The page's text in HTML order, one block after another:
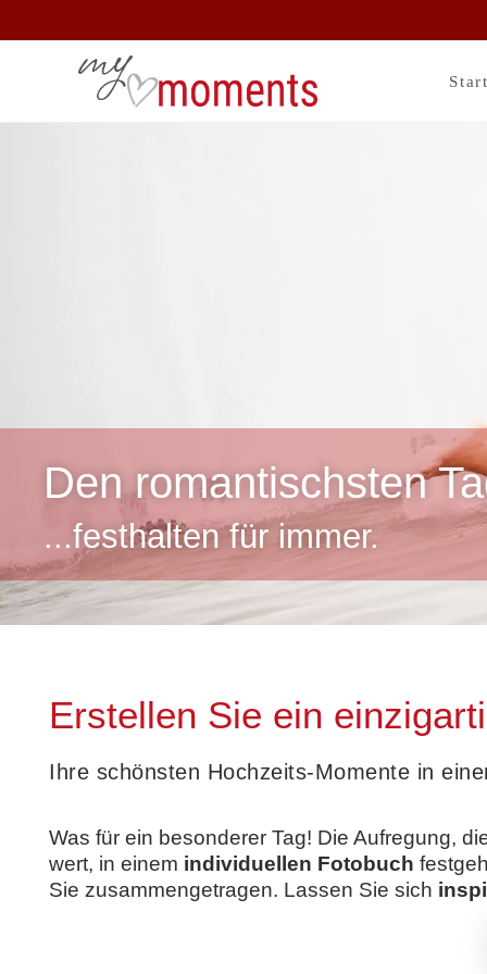
Den romantischsten
...festhalten für immer.
Erstellen Sie ein
Ihre schönsten Hochzeits-Momente in
Was für ein besonderer Tag! Die Aufregung,
wert, in einem individuellen Fotobuch
Sie zusammengetragen. Lassen Sie sich